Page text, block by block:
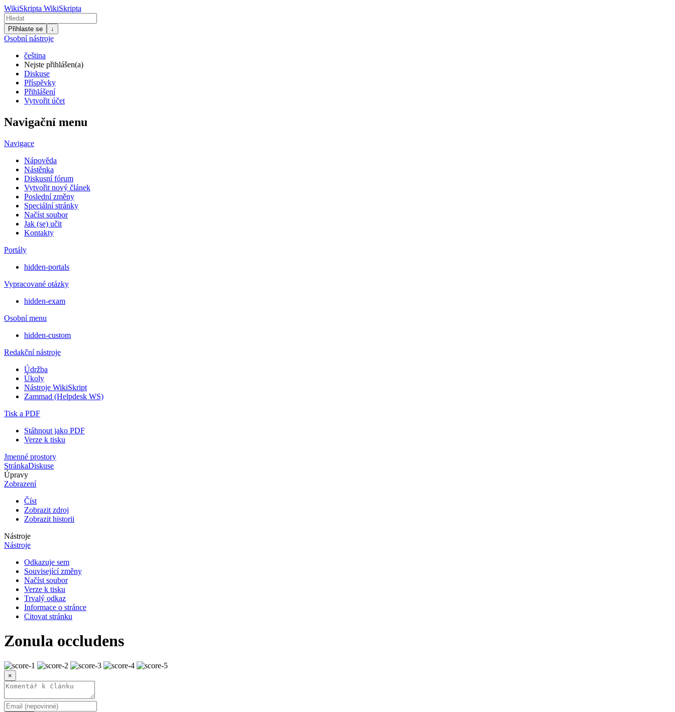
WikiSkripta WikiSkripta
Přihlaste se ↓
Osobní nástroje
čeština
Nejste přihlášen(a)
Diskuse
Příspěvky
Přihlášení
Vytvořit účet
Navigační menu
Navigace
Nápověda
Nástěnka
Diskusní fórum
Vytvořit nový článek
Poslední změny
Speciální stránky
Načíst soubor
Jak (se) učit
Kontakty
Portály
hidden-portals
Vypracované otázky
hidden-exam
Osobní menu
hidden-custom
Redakční nástroje
Údržba
Úkoly
Nástroje WikiSkript
Zammad (Helpdesk WS)
Tisk a PDF
Stáhnout jako PDF
Verze k tisku
Jmenné prostory
StránkaDiskuse
Úpravy
Zobrazení
Číst
Zobrazit zdroj
Zobrazit historii
Nástroje
Nástroje
Odkazuje sem
Související změny
Načíst soubor
Verze k tisku
Trvalý odkaz
Informace o stránce
Citovat stránku
Zonula occludens
×